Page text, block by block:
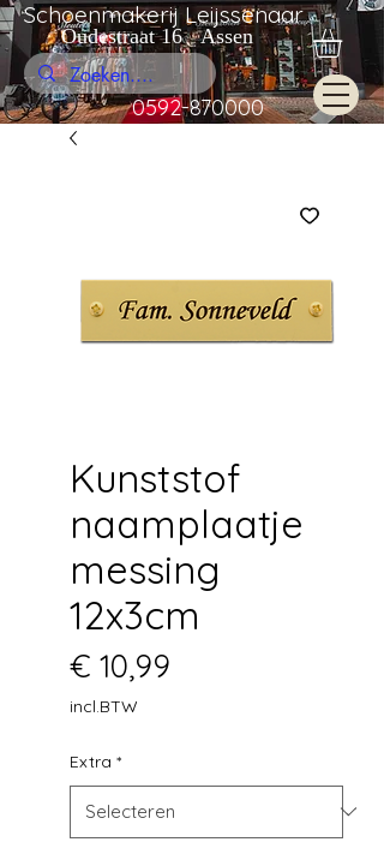
Schoenmakerij Leijssenaar
Oudestraat 16 Assen
0592-870000
Kunststof
naamplaatje
messing
12x3cm
€ 10,99
incl.BTW
Extra *